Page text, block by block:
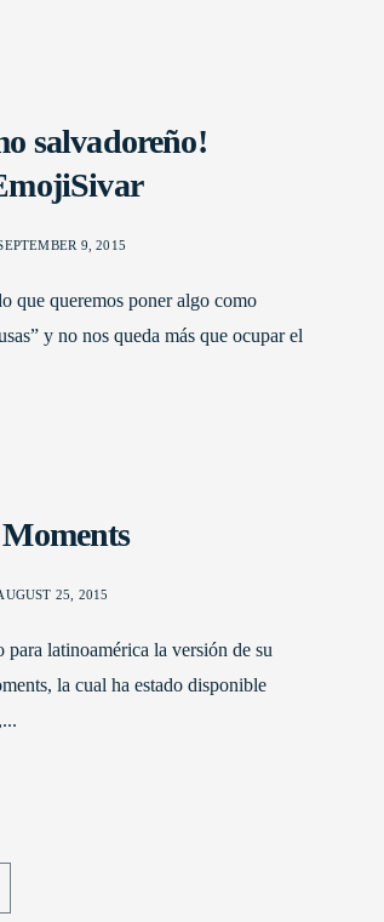
salvadoreño!
9, 2015
que queremos poner algo como
y no nos queda más que ocupar el
25, 2015
para latinoamérica la versión de su
la cual ha estado disponible
...